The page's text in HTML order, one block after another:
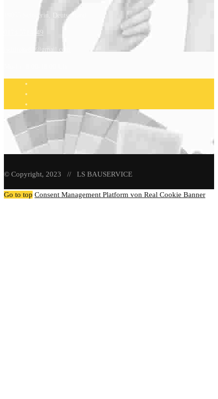
19055 Schwerin, Deutschland
0173 5714849
lschlinke87@gmail.com
© Copyright, 2023 // LS BAUSERVICE
Go to top Consent Management Platform von Real Cookie Banner